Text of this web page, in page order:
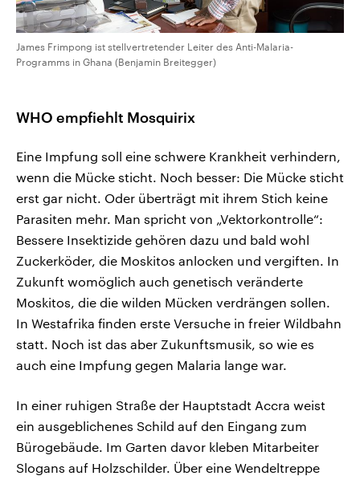
James Frimpong ist stellvertretender Leiter des Anti-Malaria-
Programms in Ghana (Benjamin Breitegger)
WHO empfiehlt Mosquirix
Eine Impfung soll eine schwere Krankheit verhindern,
wenn die Mücke sticht. Noch besser: Die Mücke sticht
erst gar nicht. Oder überträgt mit ihrem Stich keine
Parasiten mehr. Man spricht von „Vektorkontrolle“:
Bessere Insektizide gehören dazu und bald wohl
Zuckerköder, die Moskitos anlocken und vergiften. In
Zukunft womöglich auch genetisch veränderte
Moskitos, die die wilden Mücken verdrängen sollen.
In Westafrika finden erste Versuche in freier Wildbahn
statt. Noch ist das aber Zukunftsmusik, so wie es
auch eine Impfung gegen Malaria lange war.
In einer ruhigen Straße der Hauptstadt Accra weist
ein ausgeblichenes Schild auf den Eingang zum
Bürogebäude. Im Garten davor kleben Mitarbeiter
Slogans auf Holzschilder. Über eine Wendeltreppe